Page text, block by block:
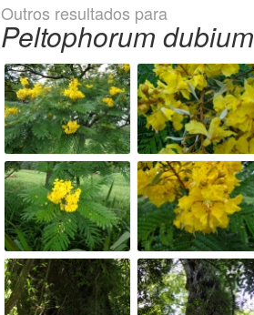
Outros resultados para
Peltophorum dubium